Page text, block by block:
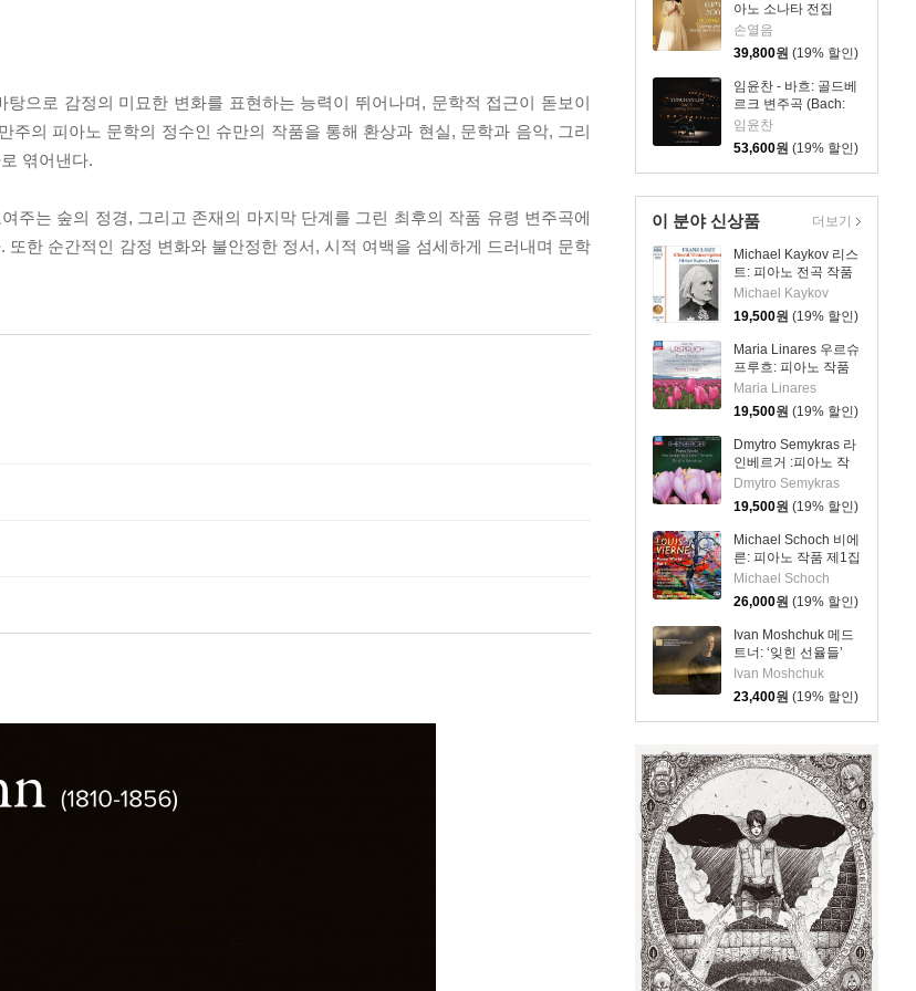
[2LP]
아노 소나타 전집
(Mozart: Complete
Piano Sonatas)
손열음
39,800원 (19% 할인)
임윤찬 - 바흐: 골드베
르크 변주곡 (Bach:
Goldberg Variations)
[UHQCD]
임윤찬
53,600원 (19% 할인)
이 분야 신상품
Michael Kaykov 리스
트: 피아노 전곡 작품
69집 (Liszt:
Complete Piano
Music Vol. 69)
Michael Kaykov
19,500원 (19% 할인)
Maria Linares 우르슈
프루흐: 피아노 작품
집 (Urspruch: Piano
Works - Romantic
Piano Vol. 6)
Maria Linares
19,500원 (19% 할인)
Dmytro Semykras 라
인베르거 :피아노 작
품 (Rheinberger:
Piano Works -
Romantic Piano Vol.
10)
Dmytro Semykras
19,500원 (19% 할인)
Michael Schoch 비에
른: 피아노 작품 제1집
(Vierne: Piano Works
Vol. 1) [SACD
Hybrid]
Michael Schoch
26,000원 (19% 할인)
Ivan Moshchuk 메드
트너: ‘잊힌 선율들’
Op.38 / 라흐마니노
프: 회화적 연습곡
(Medtner: Forgotten
Melodies /
Etudes-Tableaux)
Ivan Moshchuk
23,400원 (19% 할인)
더보기
탕으로 감정의 미묘한 변화를 표현하는 능력이 뛰어나며, 문학적 접근이 돋보이
의 피아노 문학의 정수인 슈만의 작품을 통해 환상과 현실, 문학과 음악, 그리
엮어낸다.
주는 숲의 정경, 그리고 존재의 마지막 단계를 그린 최후의 작품 유령 변주곡에
한 순간적인 감정 변화와 불안정한 정서, 시적 여백을 섬세하게 드러내며 문학